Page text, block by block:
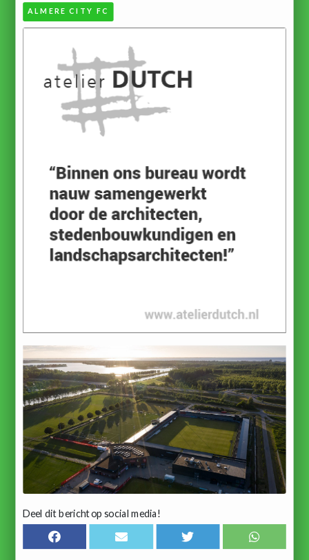
ALMERE CITY FC
Deel dit bericht op social media!